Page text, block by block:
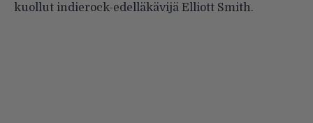
kuollut indierock-edelläkävijä Elliott Smith.